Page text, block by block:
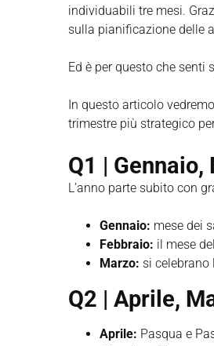
individuabili tre mesi.
sulla pianificazione delle
Ed è per questo che senti
In questo articolo
trimestre più strategico
Q1 |
L’anno parte subito con
Gennaio: mese dei
Febbraio: il mese
Marzo: si
Q2 | Aprile,
Aprile: Pasqua e